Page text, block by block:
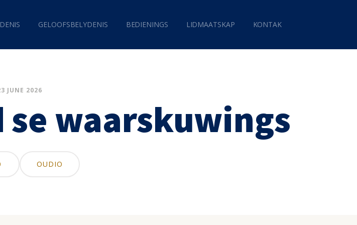
GELOOFSBELYDENIS BEDIENINGS LIDMAATSKAP KONTAK
JUNE 2026
se waarskuwings
OUDIO